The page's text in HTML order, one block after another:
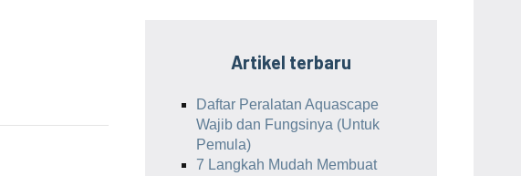
Artikel terbaru
Daftar Peralatan Aquascape
Wajib dan Fungsinya (Untuk
Pemula)
7 Langkah Mudah Membuat